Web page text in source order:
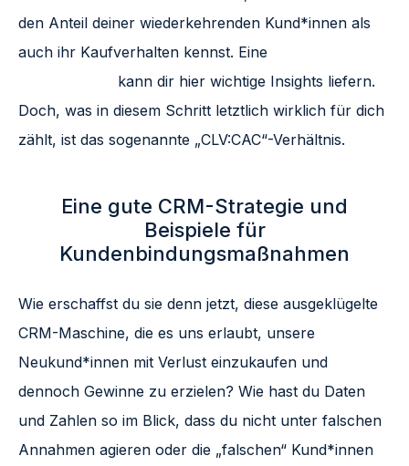
den Anteil deiner wiederkehrenden Kund*innen als
auch ihr Kaufverhalten kennst. Eine
kann dir hier wichtige Insights liefern.
Doch, was in diesem Schritt letztlich wirklich für dich
zählt, ist das sogenannte „CLV:CAC“-Verhältnis.
Eine gute CRM-Strategie und
Beispiele für
Kundenbindungsmaßnahmen
Wie erschaffst du sie denn jetzt, diese ausgeklügelte
CRM-Maschine, die es uns erlaubt, unsere
Neukund*innen mit Verlust einzukaufen und
dennoch Gewinne zu erzielen? Wie hast du Daten
und Zahlen so im Blick, dass du nicht unter falschen
Annahmen agieren oder die „falschen“ Kund*innen